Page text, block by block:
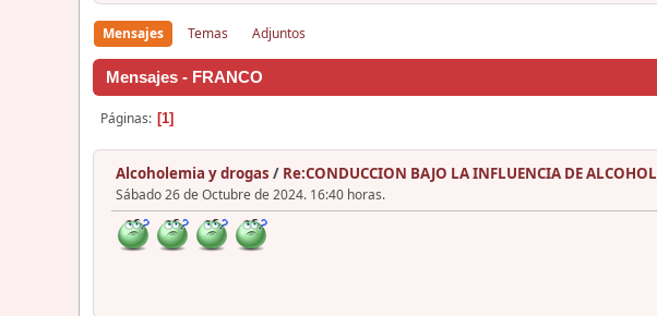
Mensajes Temas Adjuntos
Mensajes - FRANCO
Páginas 1
Alcoholemia y drogas / Re:CONDUCCION BAJO LA INFLUENCIA DE ALCOHOL
Sábado 26 de Octubre de 2024. 16:40 horas.